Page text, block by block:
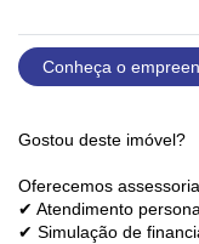
Conheça o
Gostou deste imóvel?
Oferecemos
✔ Atendimento
✔ Simulação de